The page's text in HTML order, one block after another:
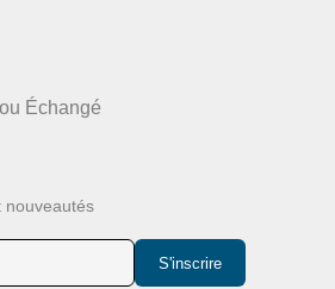
Échangé
nouveautés
S'inscrire